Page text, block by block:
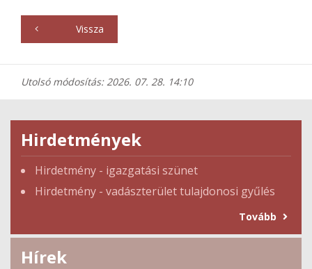
Vissza
Utolsó módosítás: 2026. 07. 28. 14:10
Hirdetmények
Hirdetmény - igazgatási szünet
Hirdetmény - vadászterület tulajdonosi gyűlés
Tovább
Hírek